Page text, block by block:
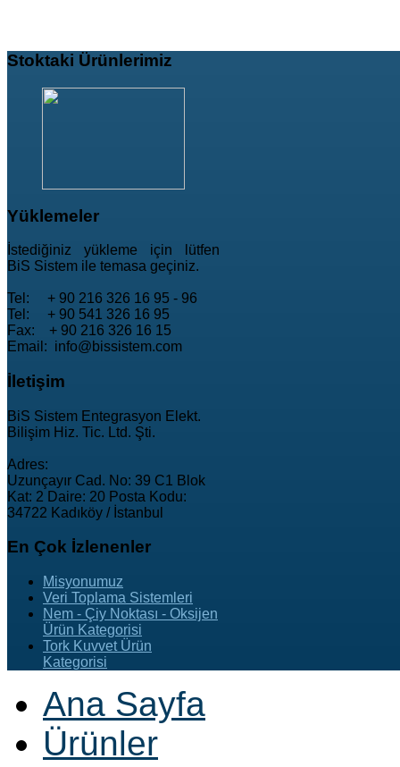
Stoktaki Ürünlerimiz
Yüklemeler
İstediğiniz yükleme için lütfen
BiS Sistem ile temasa geçiniz.
Tel: + 90 216 326 16 95 - 96
Tel: + 90 541 326 16 95
Fax: + 90 216 326 16 15
Email: info@bissistem.com
İletişim
BiS Sistem Entegrasyon Elekt.
Bilişim Hiz. Tic. Ltd. Şti.
Adres:
Uzunçayır Cad. No: 39 C1 Blok
Kat: 2 Daire: 20 Posta Kodu:
34722 Kadıköy / İstanbul
En Çok İzlenenler
Misyonumuz
Veri Toplama Sistemleri
Nem - Çiy Noktası - Oksijen
Ürün Kategorisi
Tork Kuvvet Ürün
Kategorisi
Ana Sayfa
Ürünler